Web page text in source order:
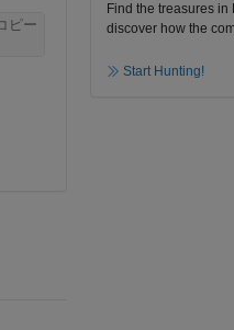
ピー
Find the treasures in
discover how the
Start Hunting!